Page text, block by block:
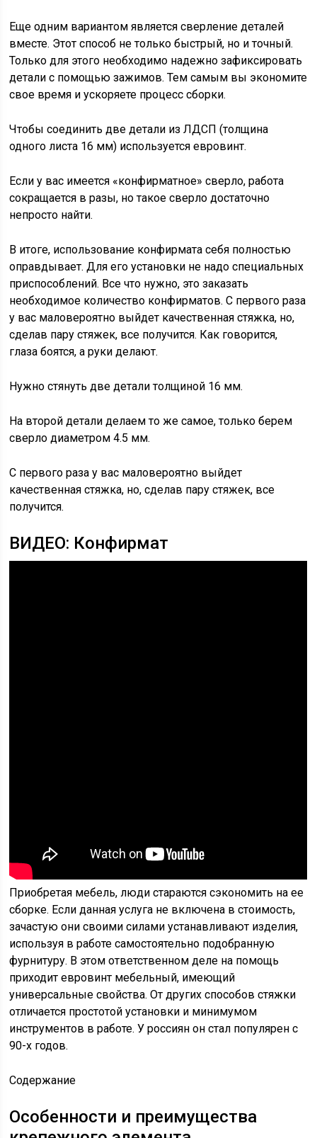
Еще одним вариантом является сверление деталей
вместе. Этот способ не только быстрый, но и точный.
Только для этого необходимо надежно зафиксировать
детали с помощью зажимов. Тем самым вы экономите
свое время и ускоряете процесс сборки.
Чтобы соединить две детали из ЛДСП (толщина
одного листа 16 мм) используется евровинт.
Если у вас имеется «конфирматное» сверло, работа
сокращается в разы, но такое сверло достаточно
непросто найти.
В итоге, использование конфирмата себя полностью
оправдывает. Для его установки не надо специальных
приспособлений. Все что нужно, это заказать
необходимое количество конфирматов. С первого раза
у вас маловероятно выйдет качественная стяжка, но,
сделав пару стяжек, все получится. Как говорится,
глаза боятся, а руки делают.
Нужно стянуть две детали толщиной 16 мм.
На второй детали делаем то же самое, только берем
сверло диаметром 4.5 мм.
С первого раза у вас маловероятно выйдет
качественная стяжка, но, сделав пару стяжек, все
получится.
ВИДЕО: Конфирмат
Приобретая мебель, люди стараются сэкономить на ее
сборке. Если данная услуга не включена в стоимость,
зачастую они своими силами устанавливают изделия,
используя в работе самостоятельно подобранную
фурнитуру. В этом ответственном деле на помощь
приходит евровинт мебельный, имеющий
универсальные свойства. От других способов стяжки
отличается простотой установки и минимумом
инструментов в работе. У россиян он стал популярен с
90-х годов.
Содержание
Особенности и преимущества